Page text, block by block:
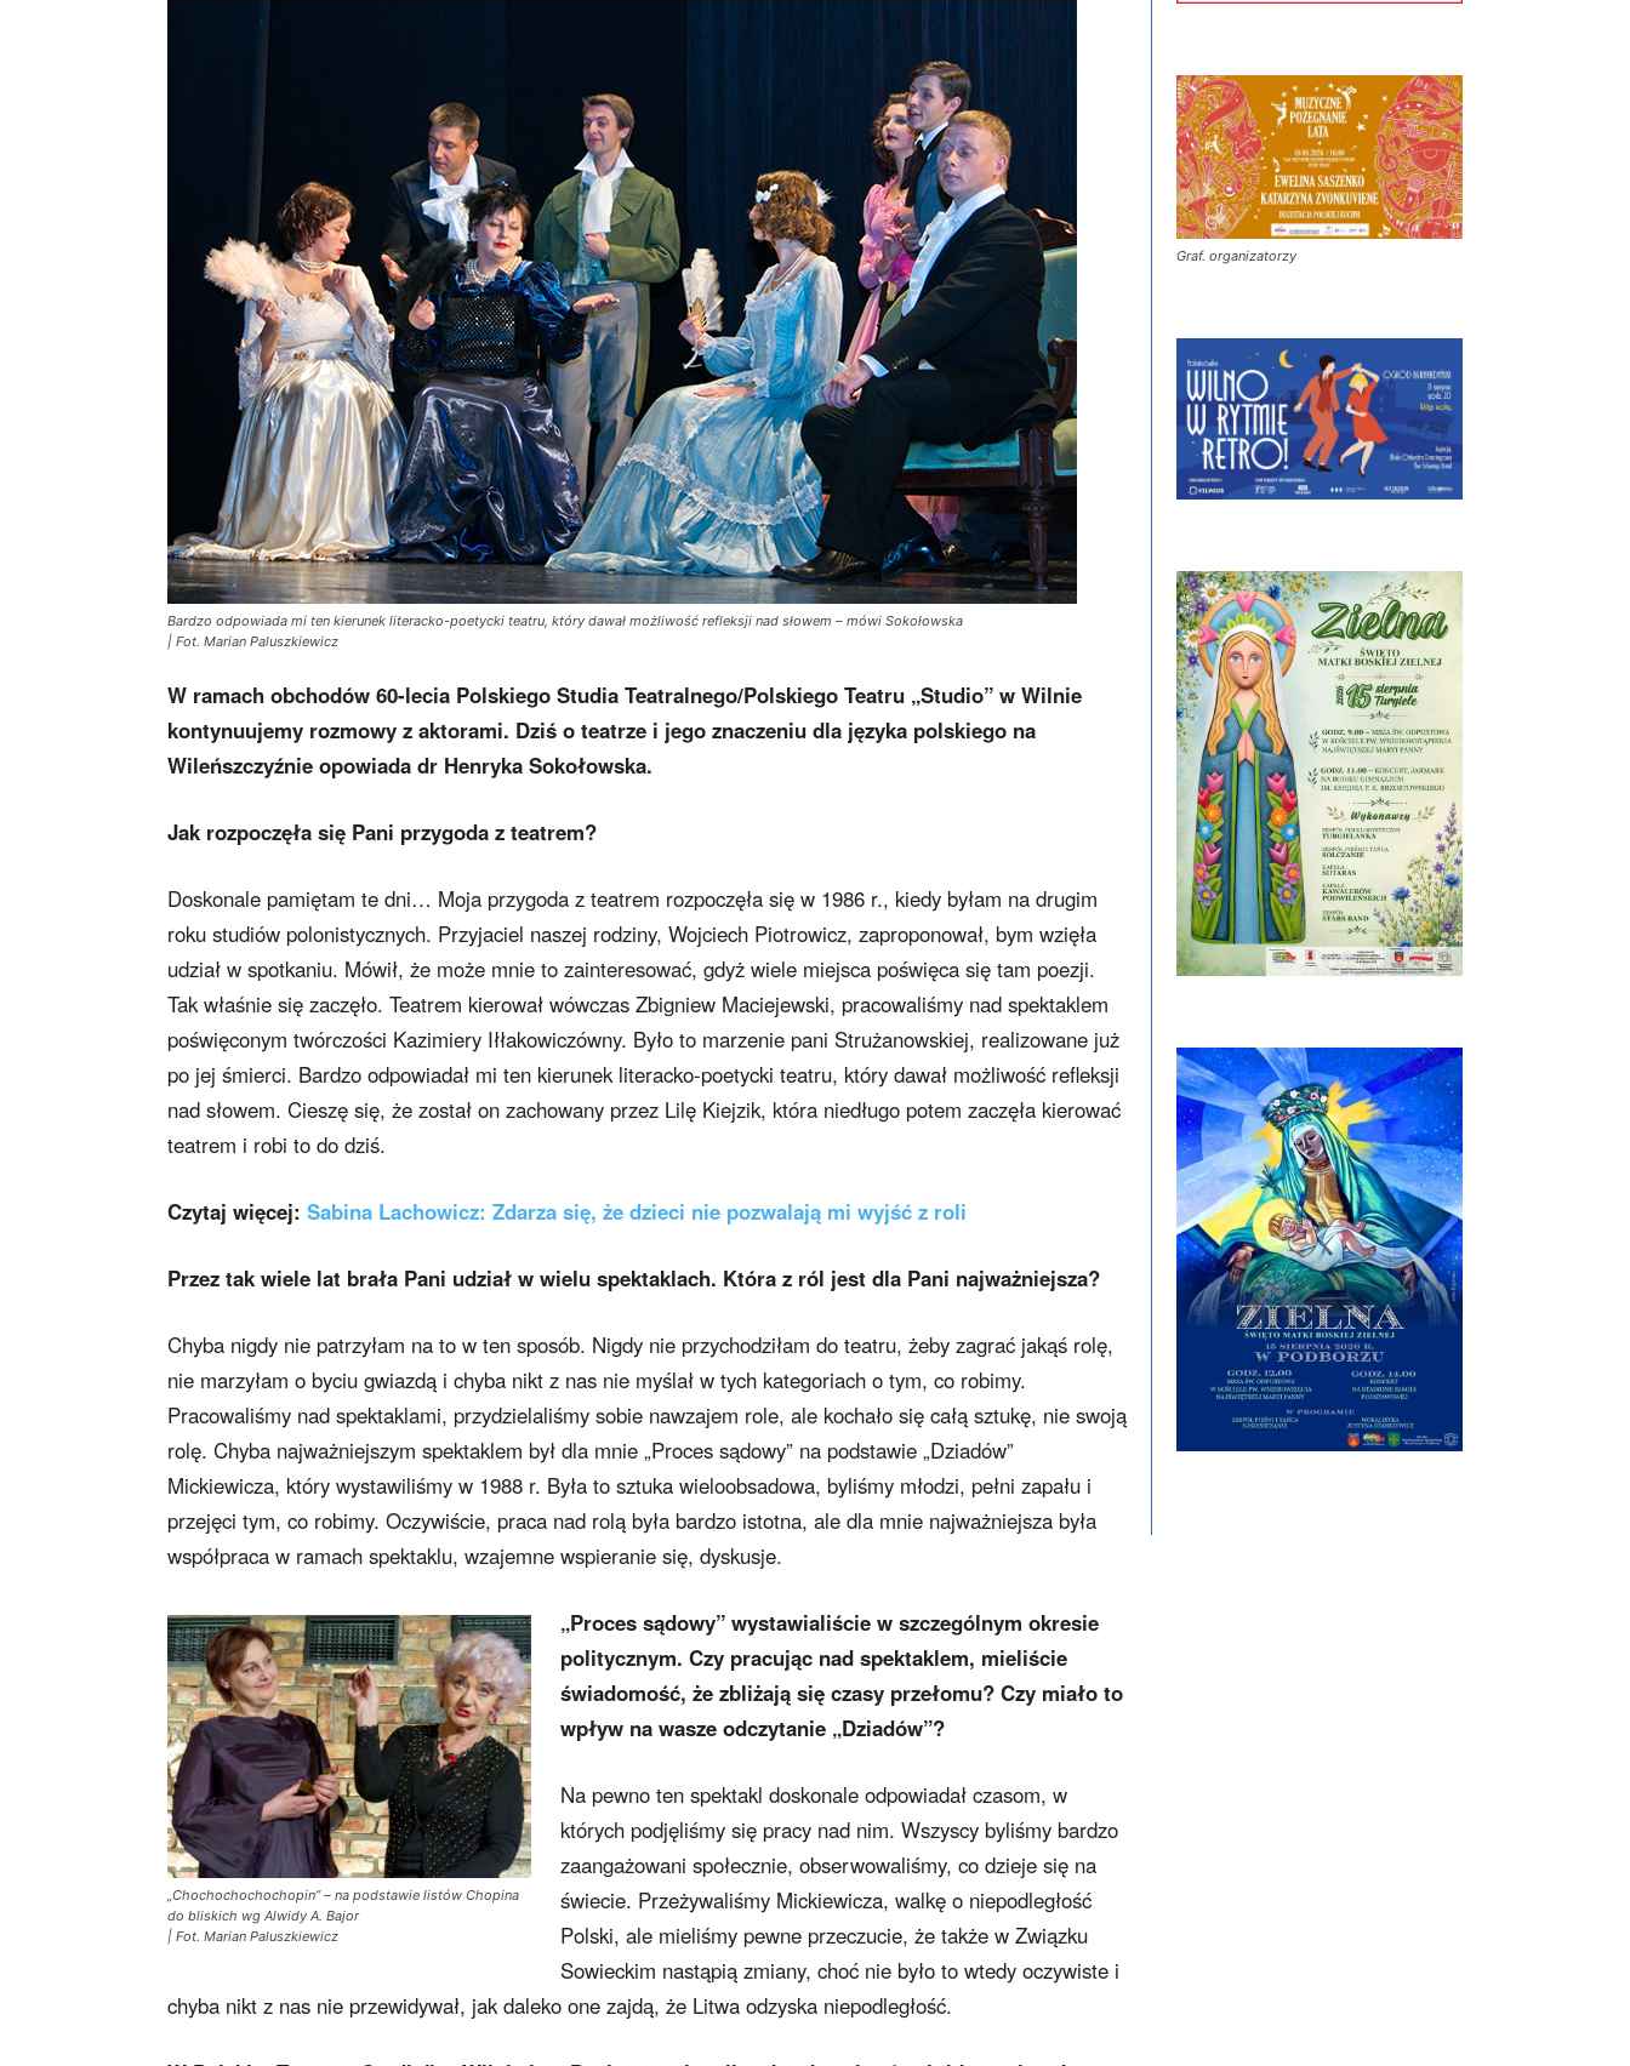
Bardzo odpowiada mi ten kierunek literacko-poetycki teatru, który dawał możliwość refleksji nad słowem – mówi Sokołowska
| Fot. Marian Paluszkiewicz
W ramach obchodów 60-lecia Polskiego Studia Teatralnego/Polskiego Teatru „Studio” w Wilnie
kontynuujemy rozmowy z aktorami. Dziś o teatrze i jego znaczeniu dla języka polskiego na
Wileńszczyźnie opowiada dr Henryka Sokołowska.
Jak rozpoczęła się Pani przygoda z teatrem?
Doskonale pamiętam te dni… Moja przygoda z teatrem rozpoczęła się w 1986 r., kiedy byłam na drugim
roku studiów polonistycznych. Przyjaciel naszej rodziny, Wojciech Piotrowicz, zaproponował, bym wzięła
udział w spotkaniu. Mówił, że może mnie to zainteresować, gdyż wiele miejsca poświęca się tam poezji.
Tak właśnie się zaczęło. Teatrem kierował wówczas Zbigniew Maciejewski, pracowaliśmy nad spektaklem
poświęconym twórczości Kazimiery Iłłakowiczówny. Było to marzenie pani Strużanowskiej, realizowane już
po jej śmierci. Bardzo odpowiadał mi ten kierunek literacko-poetycki teatru, który dawał możliwość refleksji
nad słowem. Cieszę się, że został on zachowany przez Lilę Kiejzik, która niedługo potem zaczęła kierować
teatrem i robi to do dziś.
Czytaj więcej: Sabina Lachowicz: Zdarza się, że dzieci nie pozwalają mi wyjść z roli
Przez tak wiele lat brała Pani udział w wielu spektaklach. Która z ról jest dla Pani najważniejsza?
Chyba nigdy nie patrzyłam na to w ten sposób. Nigdy nie przychodziłam do teatru, żeby zagrać jakąś rolę,
nie marzyłam o byciu gwiazdą i chyba nikt z nas nie myślał w tych kategoriach o tym, co robimy.
Pracowaliśmy nad spektaklami, przydzielaliśmy sobie nawzajem role, ale kochało się całą sztukę, nie swoją
rolę. Chyba najważniejszym spektaklem był dla mnie „Proces sądowy” na podstawie „Dziadów”
Mickiewicza, który wystawiliśmy w 1988 r. Była to sztuka wieloobsadowa, byliśmy młodzi, pełni zapału i
przejęci tym, co robimy. Oczywiście, praca nad rolą była bardzo istotna, ale dla mnie najważniejsza była
współpraca w ramach spektaklu, wzajemne wspieranie się, dyskusje.
„Chochochochochopin” – na podstawie listów Chopina
do bliskich wg Alwidy A. Bajor
| Fot. Marian Paluszkiewicz
„Proces sądowy” wystawialiście w szczególnym okresie
politycznym. Czy pracując nad spektaklem, mieliście
świadomość, że zbliżają się czasy przełomu? Czy miało to
wpływ na wasze odczytanie „Dziadów”?
Na pewno ten spektakl doskonale odpowiadał czasom, w
których podjęliśmy się pracy nad nim. Wszyscy byliśmy bardzo
zaangażowani społecznie, obserwowaliśmy, co dzieje się na
świecie. Przeżywaliśmy Mickiewicza, walkę o niepodległość
Polski, ale mieliśmy pewne przeczucie, że także w Związku
Sowieckim nastąpią zmiany, choć nie było to wtedy oczywiste i
chyba nikt z nas nie przewidywał, jak daleko one zajdą, że Litwa odzyska niepodległość.
Graf. organizatorzy